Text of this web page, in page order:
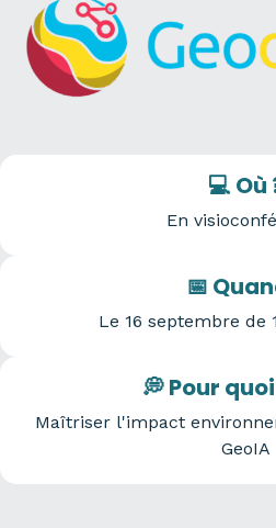
💻 Où
En
📅
Le 16 septembre de
💭 Pour
Maîtriser l'impact
GeoIA